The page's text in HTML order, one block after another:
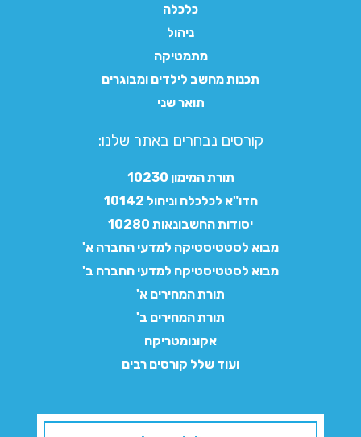
כלכלה
ניהול
מתמטיקה
תכנות מחשב לילדים ומבוגרים
תואר שני
קורסים נבחרים באתר שלנו:​
תורת המימון 10230
חדו"א לכלכלה וניהול 10142
יסודות החשבונאות 10280
מבוא לסטטיסטיקה למדעי החברה א'
מבוא לסטטיסטיקה למדעי החברה ב'
תורת המחירים א'
תורת המחירים ב'
אקונומטריקה
ועוד שלל קורסים רבים